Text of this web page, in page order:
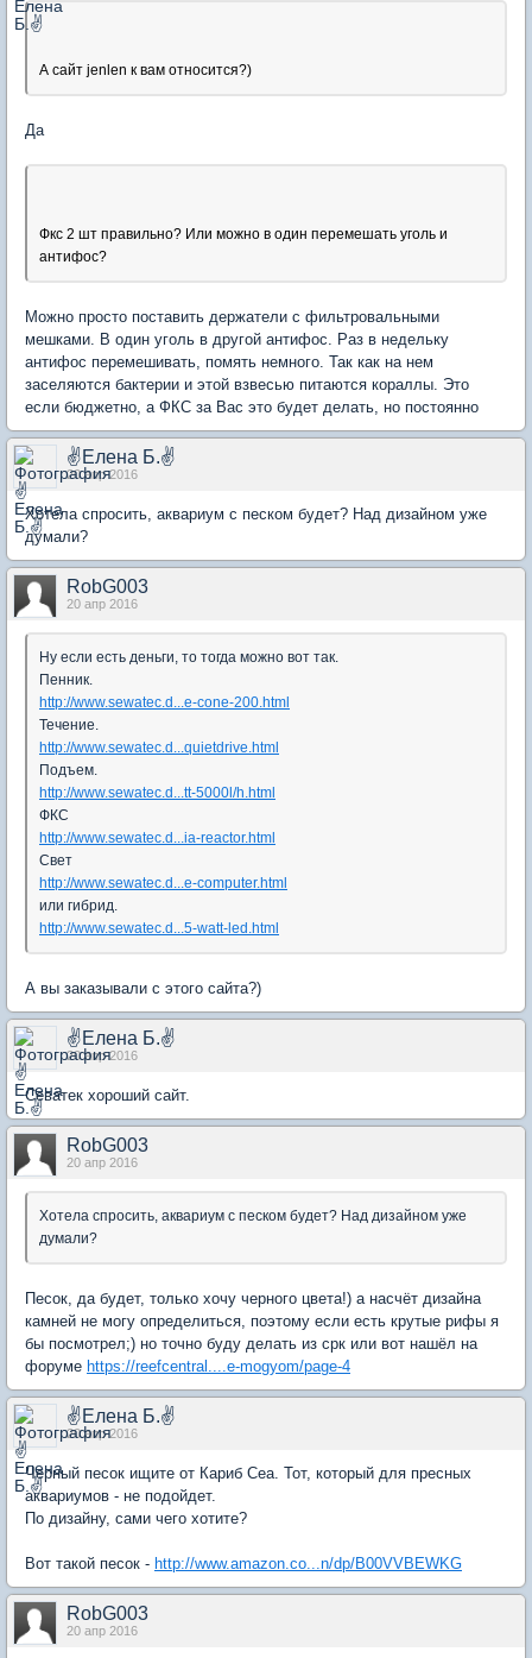
А сайт jenlen к вам относится?)
Да
Фкс 2 шт правильно? Или можно в один перемешать уголь и
антифос?
Можно просто поставить держатели с фильтровальными
мешками. В один уголь в другой антифос. Раз в недельку
антифос перемешивать, помять немного. Так как на нем
заселяются бактерии и этой взвесью питаются кораллы. Это
если бюджетно, а ФКС за Вас это будет делать, но постоянно
✌Елена Б.✌
20 апр 2016
Хотела спросить, аквариум с песком будет? Над дизайном уже
думали?
RobG003
20 апр 2016
Ну если есть деньги, то тогда можно вот так.
Пенник.
http://www.sewatec.d...e-cone-200.html
Течение.
http://www.sewatec.d...quietdrive.html
Подъем.
http://www.sewatec.d...tt-5000l/h.html
ФКС
http://www.sewatec.d...ia-reactor.html
Свет
http://www.sewatec.d...e-computer.html
или гибрид.
http://www.sewatec.d...5-watt-led.html
А вы заказывали с этого сайта?)
✌Елена Б.✌
20 апр 2016
Севатек хороший сайт.
RobG003
20 апр 2016
Хотела спросить, аквариум с песком будет? Над дизайном уже
думали?
Песок, да будет, только хочу черного цвета!) а насчёт дизайна
камней не могу определиться, поэтому если есть крутые рифы я
бы посмотрел;) но точно буду делать из срк или вот нашёл на
форуме https://reefcentral....e-mogyom/page-4
✌Елена Б.✌
20 апр 2016
Черный песок ищите от Кариб Сеа. Тот, который для пресных
аквариумов - не подойдет.
По дизайну, сами чего хотите?
Вот такой песок - http://www.amazon.co...n/dp/B00VVBEWKG
RobG003
20 апр 2016